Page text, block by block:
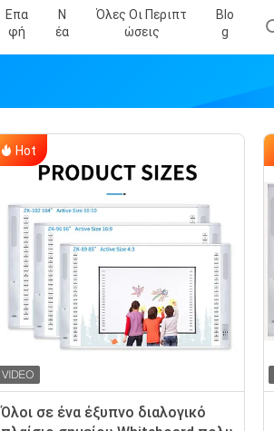
Επα
Φή
Ν
Έα
Όλες Οι Περιπτ
Ώσεις
Blo
G
Hot
Όλοι σε ένα έξυπνο διαλογικό